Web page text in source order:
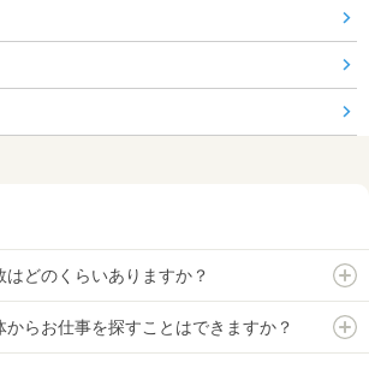
はどのくらいありますか？
からお仕事を探すことはできますか？